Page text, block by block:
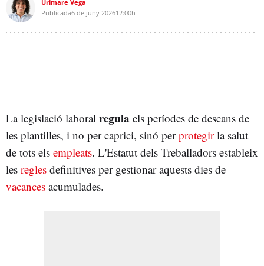
Urimare Vega
Publicada6 de juny 202612:00h
La legislació laboral regula els períodes de descans de
les plantilles, i no per caprici, sinó perprotegirla salut
de tots els empleats. L'Estatut dels Treballadors estableix
les regles definitives per gestionar aquests dies de
vacances acumulades.